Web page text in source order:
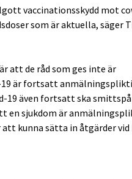
vaccinationsskydd mot
som är aktuella, säger
att de råd som ges inte är
19 är fortsatt
19 även fortsatt ska
en sjukdom är
kunna sätta in åtgärder vid